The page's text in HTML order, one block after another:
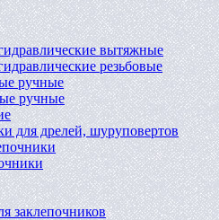
вытяжные
резьбовые
ручные
ручные
для дрелей, шуруповертов
заклепочников